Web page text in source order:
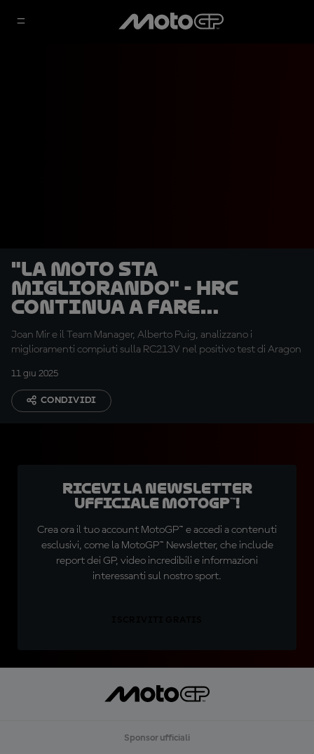
"La moto sta
migliorando" - HRC
continua a fare
progressi al MotorLand
Joan Mir e il Team Manager, Alberto Puig, analizzano i
miglioramenti compiuti sulla RC213V nel positivo test di Aragon
11 giu 2025
CONDIVIDI
Ricevi la newsletter
ufficiale MotoGP™!
Crea ora il tuo account MotoGP™ e accedi a contenuti
esclusivi, come la MotoGP™ Newsletter, che include
report dei GP, video incredibili e informazioni
interessanti sul nostro sport.
Sponsor ufficiali